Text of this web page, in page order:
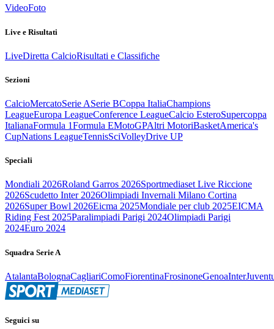
VideoFoto
Live e Risultati
LiveDiretta CalcioRisultati e Classifiche
Sezioni
CalcioMercatoSerie ASerie BCoppa ItaliaChampions
LeagueEuropa LeagueConference LeagueCalcio EsteroSupercoppa
ItalianaFormula 1Formula EMotoGPAltri MotoriBasketAmerica's
CupNations LeagueTennisSciVolleyDrive UP
Speciali
Mondiali 2026Roland Garros 2026Sportmediaset Live Riccione
2026Scudetto Inter 2026Olimpiadi Invernali Milano Cortina
2026Super Bowl 2026Eicma 2025Mondiale per club 2025EICMA
Riding Fest 2025Paralimpiadi Parigi 2024Olimpiadi Parigi
2024Euro 2024
Squadra Serie A
AtalantaBolognaCagliariComoFiorentinaFrosinoneGenoaInter
Seguici su